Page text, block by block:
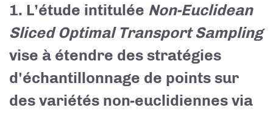
1. L’étude intitulée Non-Euclidean
Sliced Optimal Transport Sampling
vise à étendre des stratégies
d'échantillonnage de points sur
des variétés non-euclidiennes via